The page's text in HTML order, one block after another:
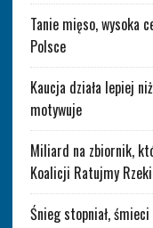
Tanie mięso, wysoka
Polsce
Kaucja działa lepiej
motywuje
Miliard na zbiornik,
Koalicji Ratujmy Rzeki
Śnieg stopniał,